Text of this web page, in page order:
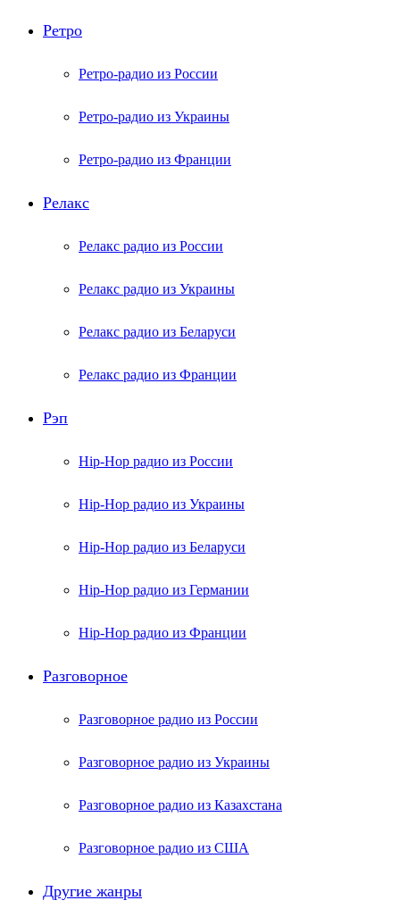
Ретро
Ретро-радио из России
Ретро-радио из Украины
Ретро-радио из Франции
Релакс
Релакс радио из России
Релакс радио из Украины
Релакс радио из Беларуси
Релакс радио из Франции
Рэп
Hip-Hop радио из России
Hip-Hop радио из Украины
Hip-Hop радио из Беларуси
Hip-Hop радио из Германии
Hip-Hop радио из Франции
Разговорное
Разговорное радио из России
Разговорное радио из Украины
Разговорное радио из Казахстана
Разговорное радио из США
Другие жанры